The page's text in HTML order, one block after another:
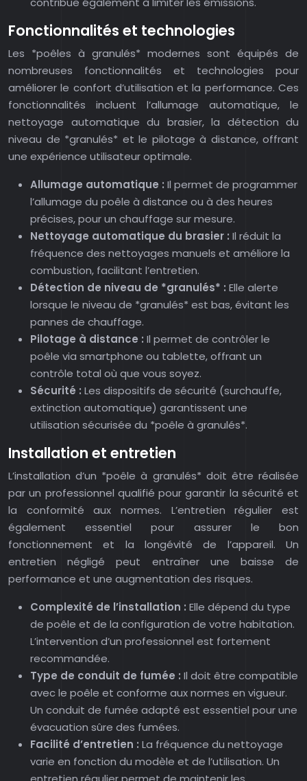
Fonctionnalités et technologies
Les *poêles à granulés* modernes sont équipés de
nombreuses fonctionnalités et technologies pour
améliorer le confort d’utilisation et la performance. Ces
fonctionnalités incluent l’allumage automatique, le
nettoyage automatique du brasier, la détection du
niveau de *granulés* et le pilotage à distance, offrant
une expérience utilisateur optimale.
Allumage automatique : Il permet de programmer
l’allumage du poêle à distance ou à des heures
précises, pour un chauffage sur mesure.
Nettoyage automatique du brasier : Il réduit la
fréquence des nettoyages manuels et améliore la
combustion, facilitant l’entretien.
Détection de niveau de *granulés* : Elle alerte
lorsque le niveau de *granulés* est bas, évitant les
pannes de chauffage.
Pilotage à distance : Il permet de contrôler le
poêle via smartphone ou tablette, offrant un
contrôle total où que vous soyez.
Sécurité : Les dispositifs de sécurité (surchauffe,
extinction automatique) garantissent une
utilisation sécurisée du *poêle à granulés*.
Installation et entretien
L’installation d’un *poêle à granulés* doit être réalisée
par un professionnel qualifié pour garantir la sécurité et
la conformité aux normes. L’entretien régulier est
également essentiel pour assurer le bon
fonctionnement et la longévité de l’appareil. Un
entretien négligé peut entraîner une baisse de
performance et une augmentation des risques.
Complexité de l’installation : Elle dépend du type
de poêle et de la configuration de votre habitation.
L’intervention d’un professionnel est fortement
recommandée.
Type de conduit de fumée : Il doit être compatible
avec le poêle et conforme aux normes en vigueur.
Un conduit de fumée adapté est essentiel pour une
évacuation sûre des fumées.
Facilité d’entretien : La fréquence du nettoyage
varie en fonction du modèle et de l’utilisation. Un